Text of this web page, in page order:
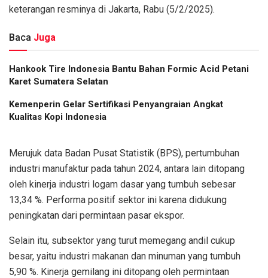
keterangan resminya di Jakarta, Rabu (5/2/2025).
Baca Juga
Hankook Tire Indonesia Bantu Bahan Formic Acid Petani
Karet Sumatera Selatan
Kemenperin Gelar Sertifikasi Penyangraian Angkat
Kualitas Kopi Indonesia
Merujuk data Badan Pusat Statistik (BPS), pertumbuhan
industri manufaktur pada tahun 2024, antara lain ditopang
oleh kinerja industri logam dasar yang tumbuh sebesar
13,34 %. Performa positif sektor ini karena didukung
peningkatan dari permintaan pasar ekspor.
Selain itu, subsektor yang turut memegang andil cukup
besar, yaitu industri makanan dan minuman yang tumbuh
5,90 %. Kinerja gemilang ini ditopang oleh permintaan